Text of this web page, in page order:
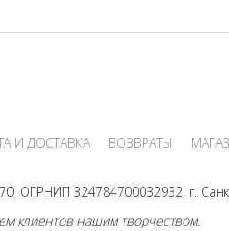
И ДОСТАВКА ВОЗВРАТЫ
324784700032932, г.
клиентов нашим творчеством.